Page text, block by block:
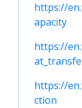
https://
apacity
https://
https://
ction